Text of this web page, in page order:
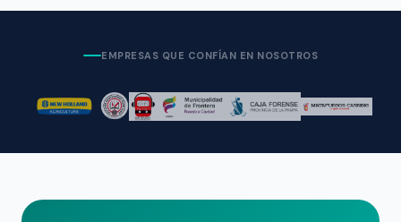
EMPRESAS QUE CONFÍAN EN NOSOTROS